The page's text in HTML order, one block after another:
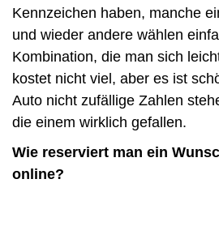
Kennzeichen haben, manche
und wieder andere wählen
Kombination, die man sich
kostet nicht viel, aber es ist
Auto nicht zufällige Zahlen
die einem wirklich gefallen.
Wie reserviert man ein
online?